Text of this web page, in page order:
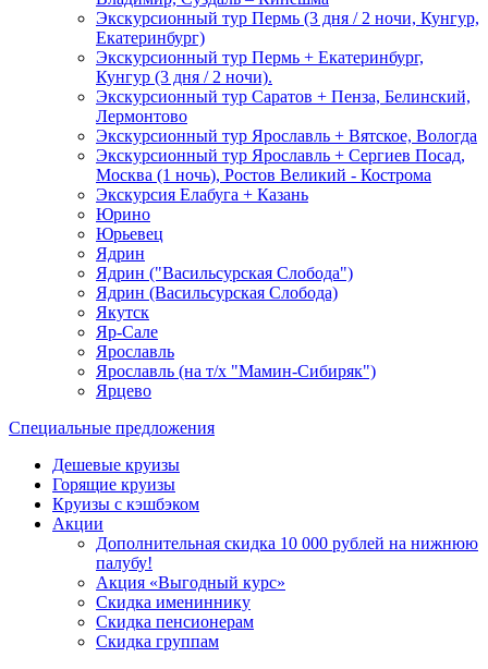
Экскурсионный тур Пермь (3 дня / 2 ночи, Кунгур,
Екатеринбург)
Экскурсионный тур Пермь + Екатеринбург,
Кунгур (3 дня / 2 ночи).
Экскурсионный тур Саратов + Пенза, Белинский,
Лермонтово
Экскурсионный тур Ярославль + Вятское, Вологда
Экскурсионный тур Ярославль + Сергиев Посад,
Москва (1 ночь), Ростов Великий - Кострома
Экскурсия Елабуга + Казань
Юрино
Юрьевец
Ядрин
Ядрин ("Васильсурская Слобода")
Ядрин (Васильсурская Слобода)
Якутск
Яр-Сале
Ярославль
Ярославль (на т/х "Мамин-Сибиряк")
Ярцево
Специальные предложения
Дешевые круизы
Горящие круизы
Круизы с кэшбэком
Акции
Дополнительная скидка 10 000 рублей на нижнюю
палубу!
Акция «Выгодный курс»
Скидка имениннику
Скидка пенсионерам
Скидка группам